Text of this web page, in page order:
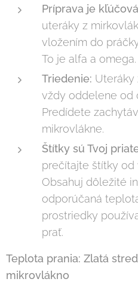
Príprava je
uteráky z
vložením do
To je alfa a omega.
Triedenie: Uteráky
vždy oddelene od
Predídete
mikrovlákne.
Štítky sú Tvoj
prečítajte štítky od
Obsahuj dôležité
odporúčaná
prostriedky
prať.
Teplota prania: Zlatá
mikrovlákno